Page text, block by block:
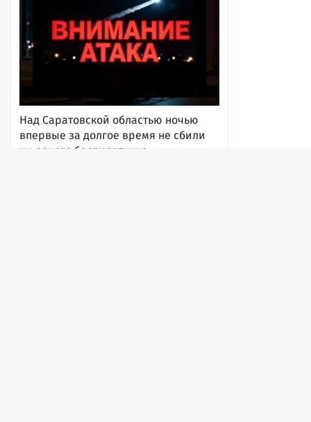
Над Саратовской областью ночью
впервые за долгое время не сбили
ни одного беспилотника